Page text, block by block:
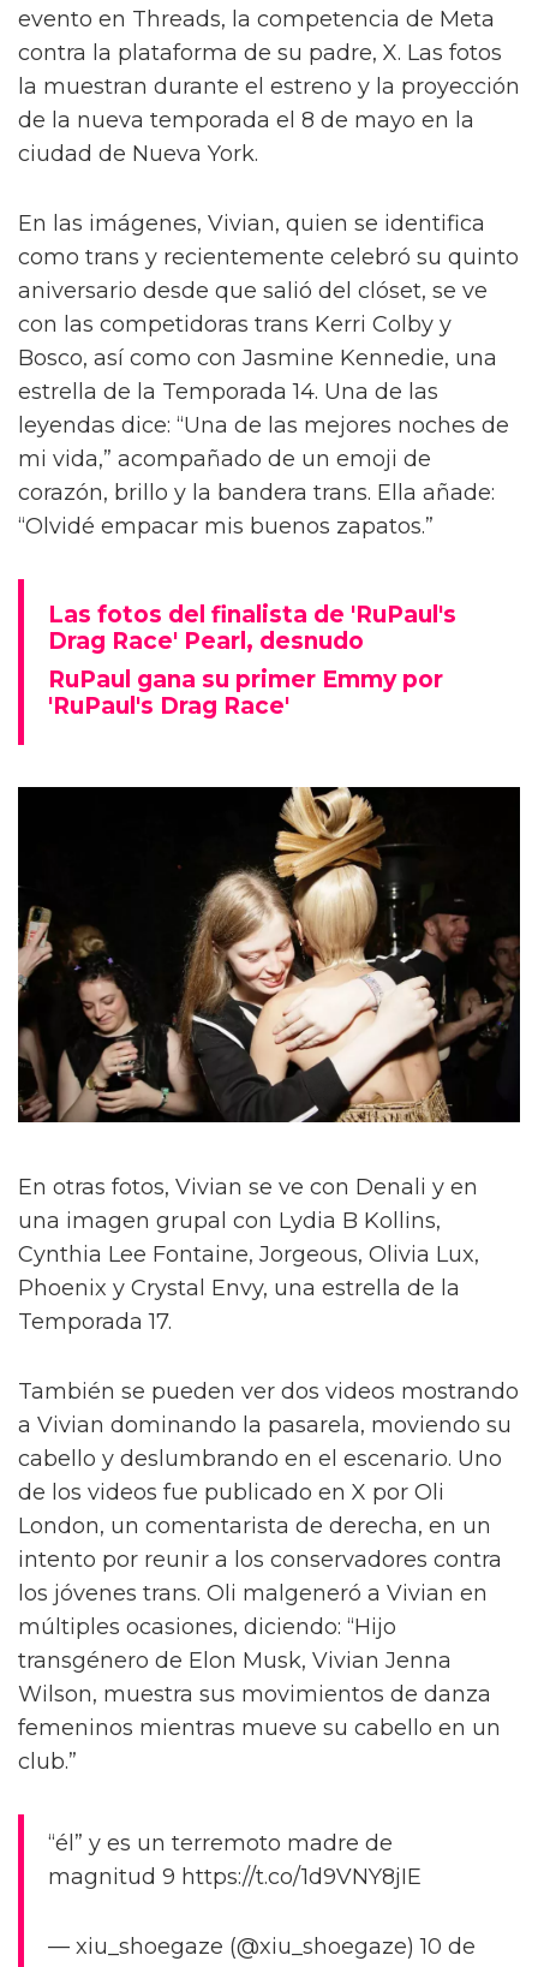
evento en Threads, la competencia de Meta
contra la plataforma de su padre, X. Las fotos
la muestran durante el estreno y la proyección
de la nueva temporada el 8 de mayo en la
ciudad de Nueva York.
En las imágenes, Vivian, quien se identifica
como trans y recientemente celebró su quinto
aniversario desde que salió del clóset, se ve
con las competidoras trans Kerri Colby y
Bosco, así como con Jasmine Kennedie, una
estrella de la Temporada 14. Una de las
leyendas dice: “Una de las mejores noches de
mi vida,” acompañado de un emoji de
corazón, brillo y la bandera trans. Ella añade:
“Olvidé empacar mis buenos zapatos.”
Las fotos del finalista de 'RuPaul's
Drag Race' Pearl, desnudo
RuPaul gana su primer Emmy por
'RuPaul's Drag Race'
En otras fotos, Vivian se ve con Denali y en
una imagen grupal con Lydia B Kollins,
Cynthia Lee Fontaine, Jorgeous, Olivia Lux,
Phoenix y Crystal Envy, una estrella de la
Temporada 17.
También se pueden ver dos videos mostrando
a Vivian dominando la pasarela, moviendo su
cabello y deslumbrando en el escenario. Uno
de los videos fue publicado en X por Oli
London, un comentarista de derecha, en un
intento por reunir a los conservadores contra
los jóvenes trans. Oli malgeneró a Vivian en
múltiples ocasiones, diciendo: “Hijo
transgénero de Elon Musk, Vivian Jenna
Wilson, muestra sus movimientos de danza
femeninos mientras mueve su cabello en un
club.”
“él” y es un terremoto madre de
magnitud 9 https://t.co/1d9VNY8jIE
— xiu_shoegaze (@xiu_shoegaze) 10 de